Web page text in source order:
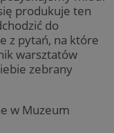
produkuje ten
do
z pytań, na które
warsztatów
zebrany
w Muzeum